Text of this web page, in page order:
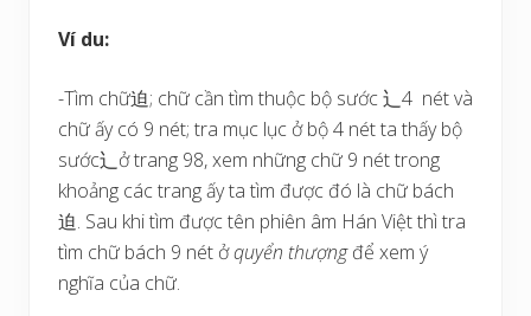
Ví du:
-Tìm chữ迫; chữ cần tìm thuộc bộ sước 辶4 nét và
chữ ấy có 9 nét; tra mục lục ở bộ 4 nét ta thấy bộ
sước辶ở trang 98, xem những chữ 9 nét trong
khoảng các trang ấy ta tìm được đó là chữ bách
迫. Sau khi tìm được tên phiên âm Hán Việt thì tra
tìm chữ bách 9 nét ởquyển thượngđể xem ý
nghĩa của chữ.